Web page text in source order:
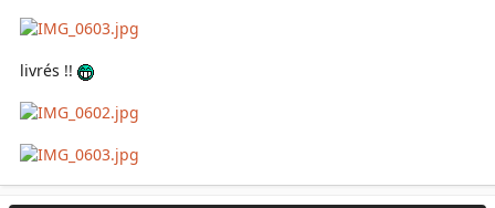
livrés !!